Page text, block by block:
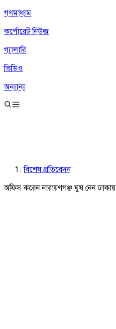
গণমাধ্যম
কর্পোরেট নিউজ
গ্যালারি
ভিডিও
অন্যান্য
বিশেষ প্রতিবেদন
অফিস করেন নারায়ণগঞ্জ ঘুষ নেন ঢাকায়